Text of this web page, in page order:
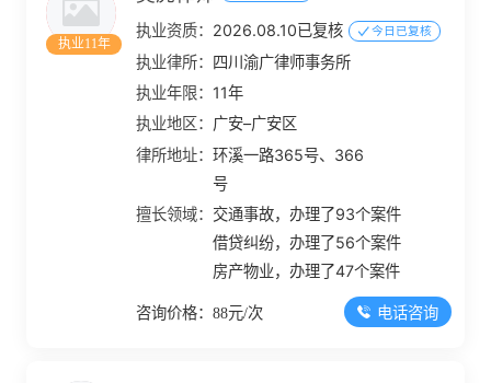
执业11年
执业资质： 2026.08.10已复核 今日已复核
执业律所： 四川渝广律师事务所
执业年限： 11年
执业地区： 广安–广安区
律所地址：环溪一路365号、366
号
擅长领域： 交通事故，办理了93个案件
借贷纠纷，办理了56个案件
房产物业，办理了47个案件
咨询价格：88元/次 电话咨询